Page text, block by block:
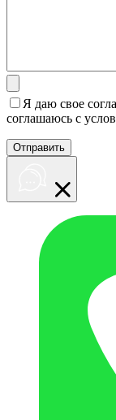
Я даю свое
соглашаюсь с